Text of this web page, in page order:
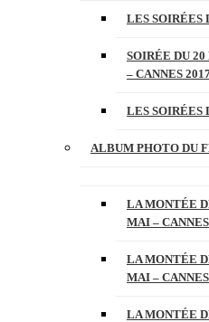
LES SOIRÉES
SOIRÉE DU
– CANNES
LES SOIRÉES
ALBUM PHOTO DU
LA MONTÉE
MAI –
LA MONTÉE
MAI –
LA MONTÉE